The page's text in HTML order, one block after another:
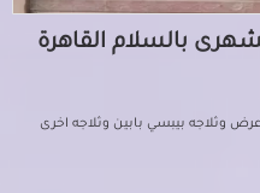
وثلاجه بيبسي بابين وثلاجه اخرى